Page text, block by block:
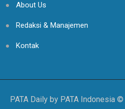
About Us
Redaksi & Manajemen
Kontak
PATA Daily by PATA Indonesia ©